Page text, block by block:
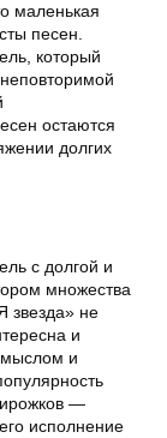
маленькая
песен.
который
остаются
долгих
с долгой и
множества
звезда» не
и
и
—
исполнение